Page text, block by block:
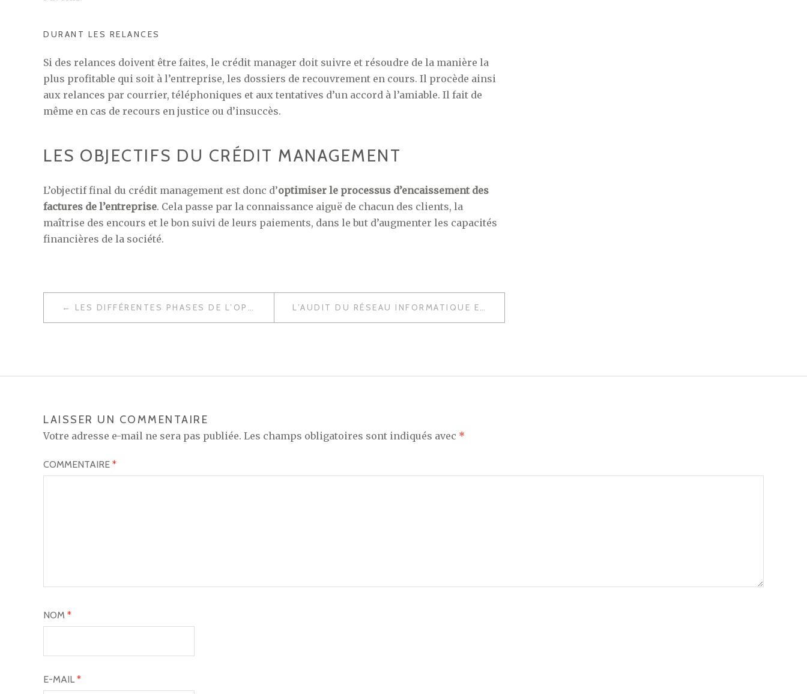
DURANT LES RELANCES
Si des relances doivent être faites, le crédit manager doit suivre et résoudre de la manière la
plus profitable qui soit à l’entreprise, les dossiers de recouvrement en cours. Il procède ainsi
aux relances par courrier, téléphoniques et aux tentatives d’un accord à l’amiable. Il fait de
même en cas de recours en justice ou d’insuccès.
LES OBJECTIFS DU CRÉDIT MANAGEMENT
L’objectif final du crédit management est donc d’optimiser le processus d’encaissement des
factures de l’entreprise. Cela passe par la connaissance aiguë de chacun des clients, la
maîtrise des encours et le bon suivi de leurs paiements, dans le but d’augmenter les capacités
financières de la société.
NAVIGATION
DE
LES DIFFÉRENTES PHASES DE L’OPTIMISATION D’UN SITE E-COMMERCE L’AUDIT DU RÉSEAU INFORMATIQUE ET SES BIENFAITS
LAISSER UN COMMENTAIRE
Votre adresse e-mail ne sera pas publiée. Les champs obligatoires sont indiqués avec *
COMMENTAIRE *
NOM *
E-MAIL*